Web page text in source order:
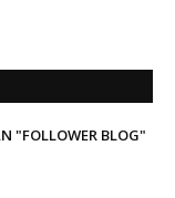
"FOLLOWER BLOG"